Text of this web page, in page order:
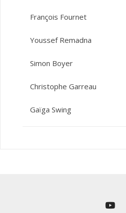
François Fournet
Youssef Remadna
Simon Boyer
Christophe Garreau
Gaïga Swing